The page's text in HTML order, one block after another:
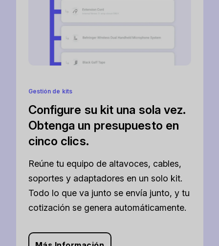
Gestión de kits
Configure su kit una sola vez.
Obtenga un presupuesto en
cinco clics.
Reúne tu equipo de altavoces, cables,
soportes y adaptadores en un solo kit.
Todo lo que va junto se envía junto, y tu
cotización se genera automáticamente.